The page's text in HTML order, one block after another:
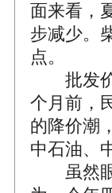
面来看，
步减少。
点。
批发价
个月前，
的降价潮
中石油、
虽然眼